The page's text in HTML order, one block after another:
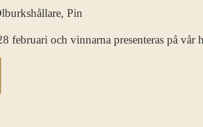
Pin
februari och vinnarna presenteras på vår